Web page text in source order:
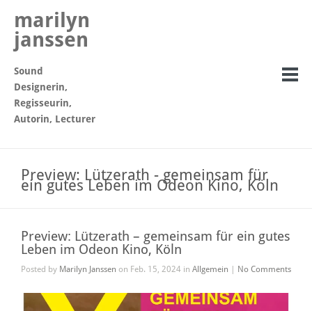
marilyn
janssen
Sound
Designerin,
Regisseurin,
Autorin, Lecturer
Preview: Lützerath - gemeinsam für
ein gutes Leben im Odeon Kino, Köln
Preview: Lützerath – gemeinsam für ein gutes
Leben im Odeon Kino, Köln
Posted by Marilyn Janssen on Feb. 15, 2024 in Allgemein No Comments